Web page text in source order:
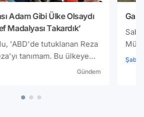
Adam Gibi Ülke Olsaydı
Madalyası Takardık’
'ABD'de tutuklanan Reza
tanımam. Bu ülkeye
tezgahları buGündem